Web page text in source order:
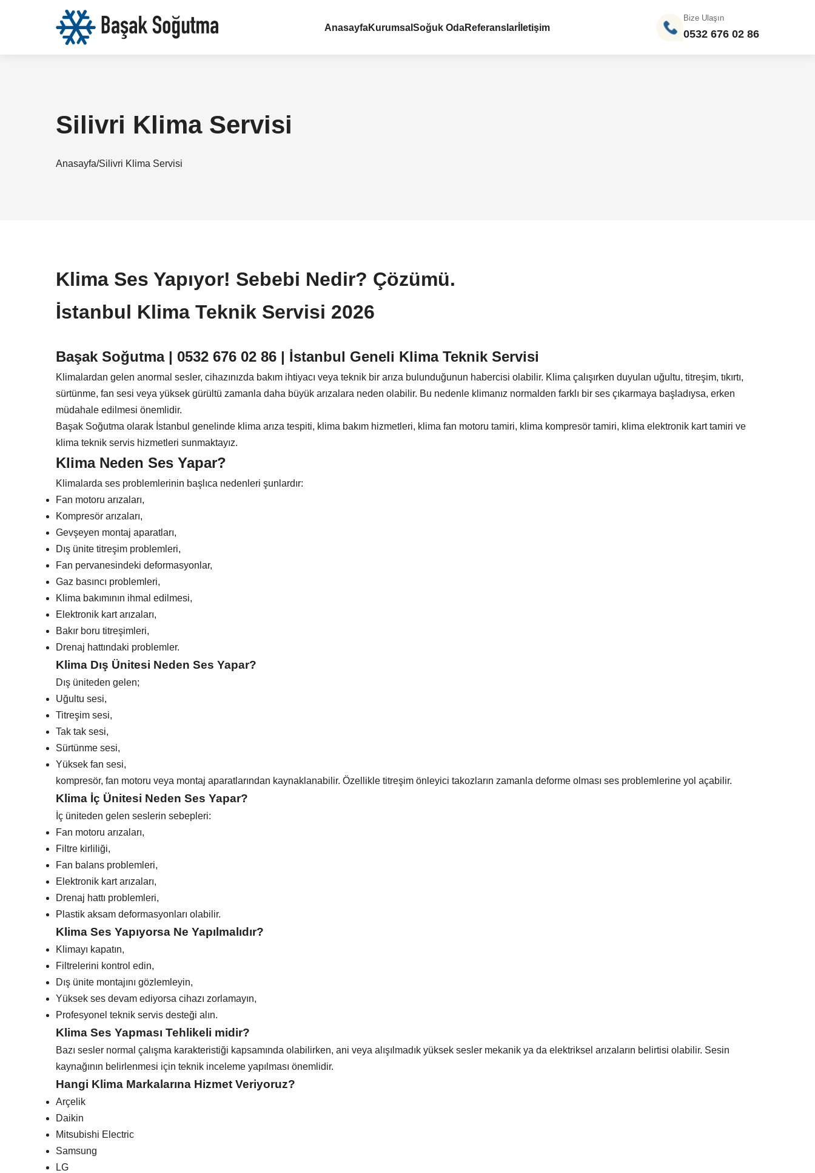
AnasayfaKurumsalSoğuk OdaReferanslar İletişim
Bize Ulaşın
0532 676 02 86
Silivri Klima Servisi
Anasayfa/Silivri Klima Servisi
Klima Ses Yapıyor! Sebebi Nedir? Çözümü.
İstanbul Klima Teknik Servisi 2026
Başak Soğutma | 0532 676 02 86 | İstanbul Geneli Klima Teknik Servisi
Klimalardan gelen anormal sesler, cihazınızda bakım ihtiyacı veya teknik bir arıza bulunduğunun habercisi olabilir. Klima çalışırken duyulan uğultu, titreşim, tıkırtı,
sürtünme, fan sesi veya yüksek gürültü zamanla daha büyük arızalara neden olabilir. Bu nedenle klimanız normalden farklı bir ses çıkarmaya başladıysa, erken
müdahale edilmesi önemlidir.
Başak Soğutma olarak İstanbul genelinde klima arıza tespiti, klima bakım hizmetleri, klima fan motoru tamiri, klima kompresör tamiri, klima elektronik kart tamiri ve
klima teknik servis hizmetleri sunmaktayız.
Klima Neden Ses Yapar?
Klimalarda ses problemlerinin başlıca nedenleri şunlardır:
Fan motoru arızaları,
Kompresör arızaları,
Gevşeyen montaj aparatları,
Dış ünite titreşim problemleri,
Fan pervanesindeki deformasyonlar,
Gaz basıncı problemleri,
Klima bakımının ihmal edilmesi,
Elektronik kart arızaları,
Bakır boru titreşimleri,
Drenaj hattındaki problemler.
Klima Dış Ünitesi Neden Ses Yapar?
Dış üniteden gelen;
Uğultu sesi,
Titreşim sesi,
Tak tak sesi,
Sürtünme sesi,
Yüksek fan sesi,
kompresör, fan motoru veya montaj aparatlarından kaynaklanabilir. Özellikle titreşim önleyici takozların zamanla deforme olması ses problemlerine yol açabilir.
Klima İç Ünitesi Neden Ses Yapar?
İç üniteden gelen seslerin sebepleri:
Fan motoru arızaları,
Filtre kirliliği,
Fan balans problemleri,
Elektronik kart arızaları,
Drenaj hattı problemleri,
Plastik aksam deformasyonları olabilir.
Klima Ses Yapıyorsa Ne Yapılmalıdır?
Klimayı kapatın,
Filtrelerini kontrol edin,
Dış ünite montajını gözlemleyin,
Yüksek ses devam ediyorsa cihazı zorlamayın,
Profesyonel teknik servis desteği alın.
Klima Ses Yapması Tehlikeli midir?
Bazı sesler normal çalışma karakteristiği kapsamında olabilirken, ani veya alışılmadık yüksek sesler mekanik ya da elektriksel arızaların belirtisi olabilir. Sesin
kaynağının belirlenmesi için teknik inceleme yapılması önemlidir.
Hangi Klima Markalarına Hizmet Veriyoruz?
Arçelik
Daikin
Mitsubishi Electric
Samsung
LG